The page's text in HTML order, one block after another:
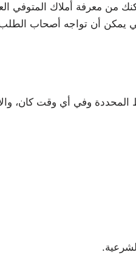
من معرفة أملاك المتوفي
يمكن أن تواجه أصحاب
المحددة وفي أي وقت كان،